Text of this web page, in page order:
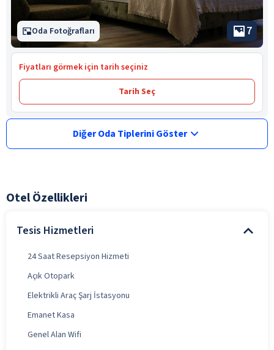
Oda Fotoğrafları 7
Fiyatları görmek için tarih seçiniz
Tarih Seç
Diğer Oda Tiplerini Göster
Otel Özellikleri
Tesis Hizmetleri
24 Saat Resepsiyon Hizmeti
Açık Otopark
Elektrikli Araç Şarj İstasyonu
Emanet Kasa
Genel Alan Wifi